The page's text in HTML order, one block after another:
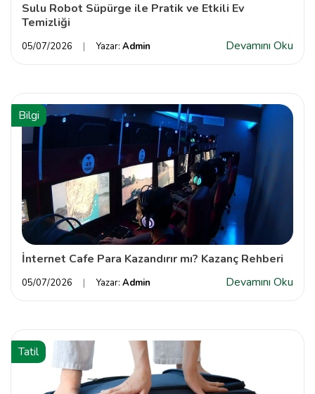
Sulu Robot Süpürge ile Pratik ve Etkili Ev
Temizliği
05/07/2026 Yazar: Admin Devamını Oku
Bilgi
İnternet Cafe Para Kazandırır mı? Kazanç Rehberi
05/07/2026 Yazar: Admin Devamını Oku
Tatil